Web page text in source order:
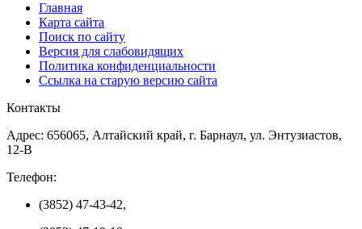
Главная
Карта сайта
Поиск по сайту
Версия для слабовидящих
Политика конфиденциальности
Ссылка на старую версию сайта
Контакты
Адрес: 656065, Алтайский край, г. Барнаул, ул. Энтузиастов,
12-В
Телефон:
(3852) 47-43-42,